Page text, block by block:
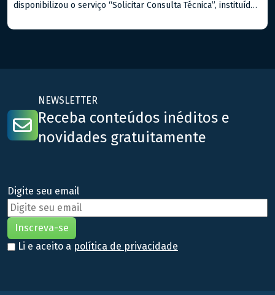
disponibilizou o serviço “Solicitar Consulta Técnica”, instituído
NEWSLETTER
Receba conteúdos inéditos e
novidades gratuitamente
Digite seu email
Li e aceito a política de privacidade